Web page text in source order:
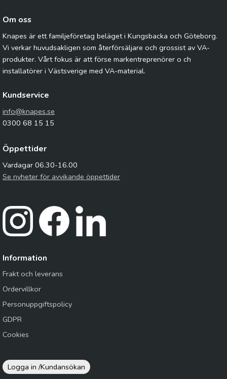
Om oss
Knapes är ett familjeföretag beläget i Kungsbacka och Göteborg.
Vi verkar huvudsakligen som återförsäljare och grossist av VA-
produkter. Vårt fokus är att förse markentreprenörer o ch
installatörer i Västsverige med VA-material.
Kundservice
info@knapes.se
0300 68 15 15
Öppettider
Vardagar 06.30-16.00
Se nyheter för avvikande öppettider
Information
Frakt och leverans
Ordervillkor
Personuppgiftspolicy
GDPR
Cookies
Logga in /Kundansökan